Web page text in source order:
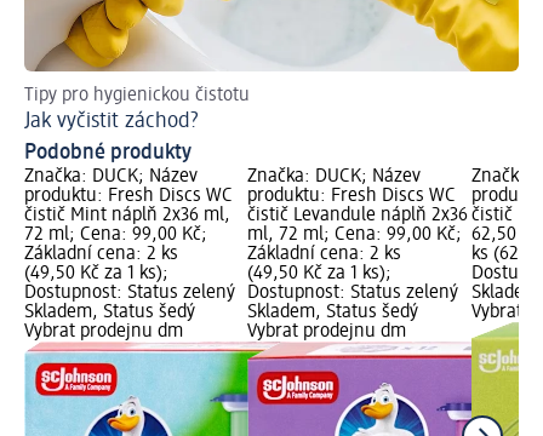
Tipy pro hygienickou čistotu
Jak vyčistit záchod?
Podobné produkty
Značka: DUCK; Název
produktu: Fresh Discs WC
čistič Mint náplň 2x36 ml,
72 ml; Cena: 99,00 Kč;
Základní cena: 2 ks
(49,50 Kč za 1 ks);
Dostupnost: Status zelený
Skladem, Status šedý
Vybrat prodejnu dm
Značka: DUCK; Název
produktu: Fresh Discs WC
čistič Levandule náplň 2x36
ml, 72 ml; Cena: 99,00 Kč;
Základní cena: 2 ks
(49,50 Kč za 1 ks);
Dostupnost: Status zelený
Skladem, Status šedý
Vybrat prodejnu dm
Značka:
čistič
62,50
ks
Vybrat